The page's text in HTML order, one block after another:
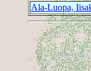
Ala-Luopa,